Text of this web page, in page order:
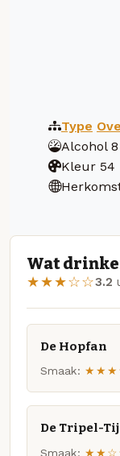
Type
Alcohol 8
Kleur 54
Wat
★★★☆☆3.2
De Hopfan
Smaak:
De Tripel-
Smaak: